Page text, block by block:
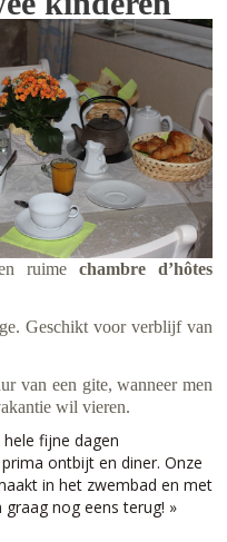
ruimechambre d’hôtes
Geschikt voor verblijf van
van een gite, wanneer men
wil vieren.
fijne dagen
ontbijt en diner. Onze
in het zwembad en met
nog eens terug! »